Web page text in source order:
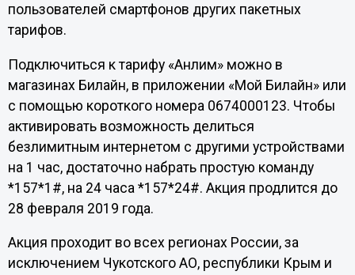
пользователей смартфонов других пакетных
тарифов.
Подключиться к тарифу «Анлим» можно в
магазинах Билайн, в приложении «Мой Билайн» или
с помощью короткого номера 0674000123. Чтобы
активировать возможность делиться
безлимитным интернетом с другими устройствами
на 1 час, достаточно набрать простую команду
*157*1#, на 24 часа *157*24#. Акция продлится до
28 февраля 2019 года.
Акция проходит во всех регионах России, за
исключением Чукотского АО, республики Крым и